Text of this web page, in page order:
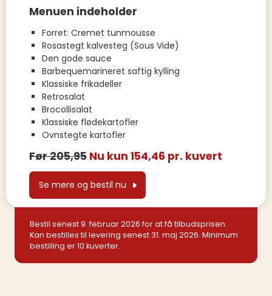
Menuen indeholder
Forret: Cremet tunmousse
Rosastegt kalvesteg (Sous Vide)
Den gode sauce
Barbequemarineret saftig kylling
Klassiske frikadeller
Retrosalat
Brocollisalat
Klassiske flødekartofler
Ovnstegte kartofler
Før 205,95 Nu kun 154,46 pr. kuvert
Se mere og bestil nu
Bestil senest 9. februar 2026 for at få tilbudsprisen.
Kan bestilles til levering senest 31. maj 2026. Minimum
bestilling er 10 kuverter.